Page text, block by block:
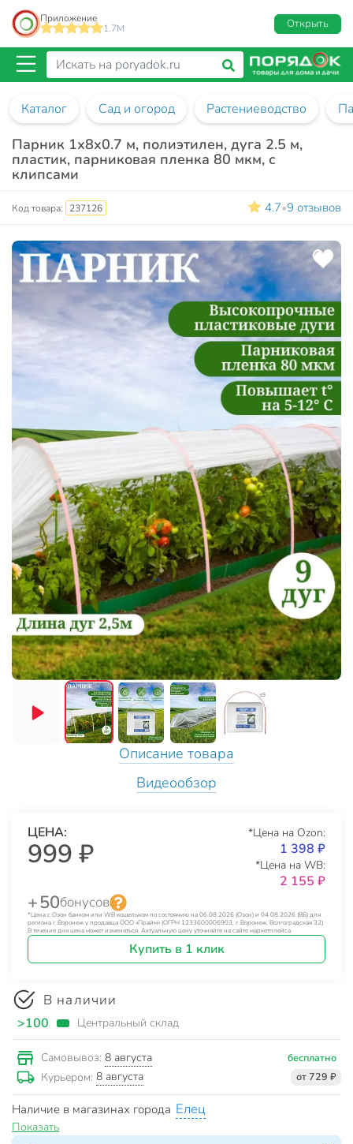
Приложение
1.7M
Открыть
Каталог Сад и огород Растениеводство
Парник 1х8х0.7 м, полиэтилен, дуга 2.5 м,
пластик, парниковая пленка 80 мкм, с
клипсами
Код товара: 237126 4.7•9 отзывов
Описание товара
Видеообзор
ЦЕНА:
999 ₽
*Цена на Ozon:
1 398 ₽
*Цена на WB:
2 155 ₽
+ 50бонусов
*Цена с Озон банком или WB кошельком по состоянию на 06.08.2026 (Озон) и 04.08.2026 (ВБ) для
региона г. Воронеж у продавца ООО «Прайм» (ОГРН 1233600006903, г. Воронеж, Волгоградская 32).
В течение дня цена может изменяться. Актуальную цену уточняйте на сайте маркетплейса.
Купить в 1 клик
В наличии
>100 Центральный склад
Самовывоз: 8 августа бесплатно
Курьером: 8 августа от 729 ₽
Наличие в магазинах города Елец
Показать